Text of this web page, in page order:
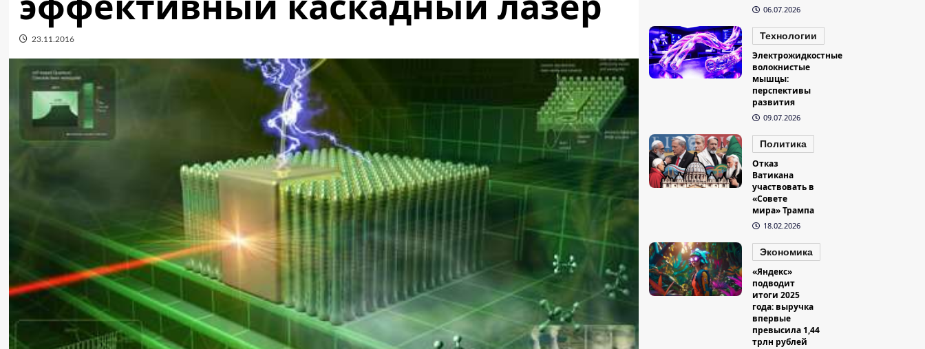
23.11.2016
06.07.2026
Технологии
Электрожидкостные
волокнистые
мышцы:
перспективы
развития
09.07.2026
Политика
Отказ
Ватикана
участвовать в
«Совете
мира» Трампа
18.02.2026
Экономика
«Яндекс»
подводит
итоги 2025
года: выручка
впервые
превысила 1,44
трлн рублей